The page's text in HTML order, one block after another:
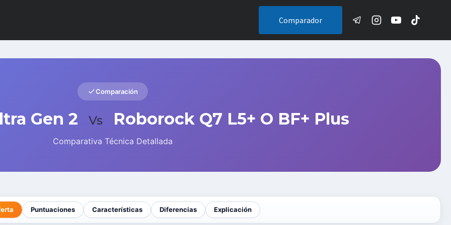
Comparador
Comparación
Gen 2 Vs Roborock Q7 L5+ O BF+ Plus
Comparativa Técnica Detallada
Puntuaciones Características Diferencias Explicación